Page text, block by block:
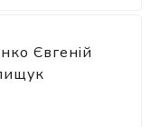
Євгеній